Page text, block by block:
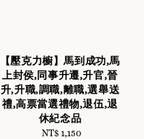
【壓克力櫥】馬到成功,馬
上封侯,同事升遷,升官,晉
升,升職,調職,離職,選舉送
禮,高票當選禮物,退伍,退
休紀念品
Regular
NT$ 1,150